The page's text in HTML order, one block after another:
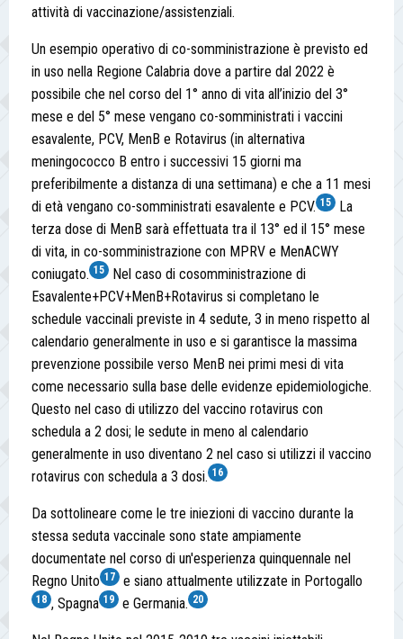
attività di vaccinazione/assistenziali.
Un esempio operativo di co-somministrazione è previsto ed
in uso nella Regione Calabria dove a partire dal 2022 è
possibile che nel corso del 1° anno di vita all’inizio del 3°
mese e del 5° mese vengano co-somministrati i vaccini
esavalente, PCV, MenB e Rotavirus (in alternativa
meningococco B entro i successivi 15 giorni ma
preferibilmente a distanza di una settimana) e che a 11 mesi
di età vengano co-somministrati esavalente e PCV. 15
La
terza dose di MenB sarà effettuata tra il 13° ed il 15° mese
di vita, in co-somministrazione con MPRV e MenACWY
coniugato. 15
Nel caso di cosomministrazione di
Esavalente+PCV+MenB+Rotavirus si completano le
schedule vaccinali previste in 4 sedute, 3 in meno rispetto al
calendario generalmente in uso e si garantisce la massima
prevenzione possibile verso MenB nei primi mesi di vita
come necessario sulla base delle evidenze epidemiologiche.
Questo nel caso di utilizzo del vaccino rotavirus con
schedula a 2 dosi; le sedute in meno al calendario
generalmente in uso diventano 2 nel caso si utilizzi il vaccino
rotavirus con schedula a 3 dosi. 16
Da sottolineare come le tre iniezioni di vaccino durante la
stessa seduta vaccinale sono state ampiamente
documentate nel corso di un'esperienza quinquennale nel
Regno Unito 17 e siano attualmente utilizzate in Portogallo
18 , Spagna 19 e Germania. 20